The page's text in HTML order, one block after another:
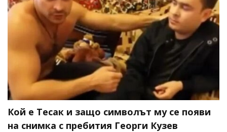
Кой е Тесак и защо символът му се появи
на снимка с пребития Георги Кузев